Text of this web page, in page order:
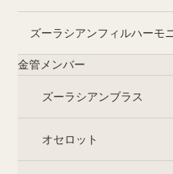
ズーラシアンフィルハーモ
金管メンバー
ズーラシアンブラス
オセロット